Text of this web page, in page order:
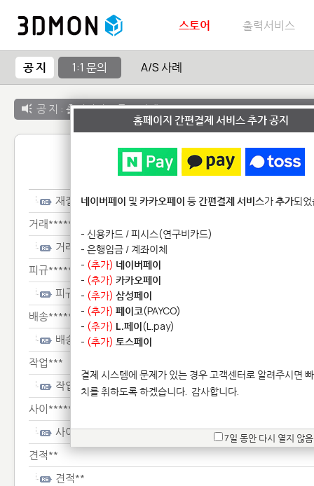
스토어 출력서비스
공 지 1:1 문의 A/S 사례
공 지 : 출력서비스 종료 안내
1:1 문
재질***************
거래******
거래******
피규********
피규********
배송***********
배송***********
작업***
작업***
사이*****
사이*****
견적**
견적**
홈페이지 간편결제 서비스 추가 공지
네이버페이 및 카카오페이 등간편결제 서비스가추가되
- 신용카드 / 피시스(연구비카드)
- 은행입금 / 계좌이체
- (추가) 네이버페이
- (추가) 카카오페이
- (추가) 삼성페이
- (추가) 페이코(PAYCO)
- (추가) L.페이(L.pay)
- (추가) 토스페이
결제 시스템에 문제가 있는 경우 고객센터로 알려주시면
치를 취하도록 하겠습니다. 감사합니다.
7일 동안 다시 열지 않음